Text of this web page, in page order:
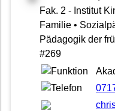
Fak. 2 - Institut
Familie •
Pädagogik der
#269